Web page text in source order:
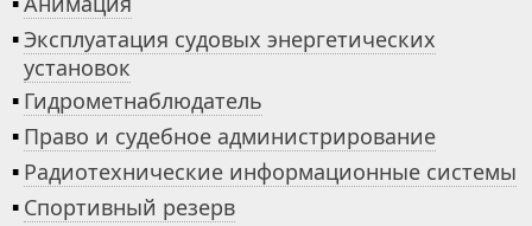
▪Эксплуатация судовых энергетических
установок
▪ Гидрометнаблюдатель
▪ Право и судебное администрирование
▪ Радиотехнические информационные системы
▪ Спортивный резерв